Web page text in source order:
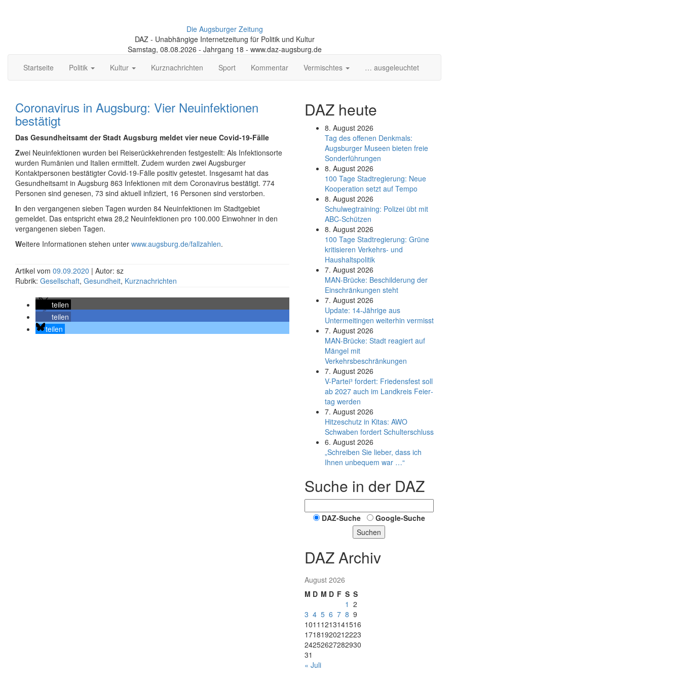
Die Augsburger Zeitung
DAZ - Unabhängige Internetzeitung für Politik und Kultur
Samstag, 08.08.2026 - Jahrgang 18 - www.daz-augsburg.de
Startseite
Politik Kultur Kurznachrichten Sport Kommentar Vermischtes … ausgeleuchtet
Coronavirus in Augsburg: Vier Neuinfektionen
bestätigt
Das Gesundheitsamt der Stadt Augsburg meldet vier neue Covid-19-Fälle
Zwei Neuinfektionen wurden bei Reiserückkehrenden festgestellt: Als Infektionsorte
wurden Rumänien und Italien ermittelt. Zudem wurden zwei Augsburger
Kontaktpersonen bestätigter Covid-19-Fälle positiv getestet. Insgesamt hat das
Gesundheitsamt in Augsburg 863 Infektionen mit dem Coronavirus bestätigt. 774
Personen sind genesen, 73 sind aktuell infiziert, 16 Personen sind verstorben.
In den vergangenen sieben Tagen wurden 84 Neuinfektionen im Stadtgebiet
gemeldet. Das entspricht etwa 28,2 Neuinfektionen pro 100.000 Einwohner in den
vergangenen sieben Tagen.
Weitere Informationen stehen unter www.augsburg.de/fallzahlen.
Artikel vom 09.09.2020 | Autor: sz
Rubrik: Gesellschaft, Gesundheit, Kurznachrichten
teilen
teilen
teilen
DAZ heute
8. August 2026
Tag des offenen Denkmals:
Augsburger Museen bieten freie
Sonderführungen
8. August 2026
100 Tage Stadtregierung: Neue
Kooperation setzt auf Tempo
8. August 2026
Schul­weg­trai­ning: Poli­zei übt mit
ABC-Schüt­zen
8. August 2026
100 Tage Stadtregierung: Grüne
kritisieren Verkehrs- und
Haushaltspolitik
7. August 2026
MAN-Brücke: Beschilderung der
Einschränkungen steht
7. August 2026
Update: 14-Jährige aus
Untermeitingen weiterhin vermisst
7. August 2026
MAN-Brücke: Stadt reagiert auf
Mängel mit
Verkehrsbeschränkungen
7. August 2026
V-Partei­³ fordert: Friedens­fest soll
ab 2027 auch im Land­kreis Feier­
tag werden
7. August 2026
Hitzeschutz in Kitas: AWO
Schwaben fordert Schulterschluss
6. August 2026
„Schreiben Sie lieber, dass ich
Ihnen unbequem war …“
Suche in der DAZ
DAZ-Suche
Google-Suche
Suchen
DAZ Archiv
August 2026
M D M D F S S
1 2
3 4 5 6 7 8 9
1011 1213141516
17181920212223
24252627282930
31
« Juli